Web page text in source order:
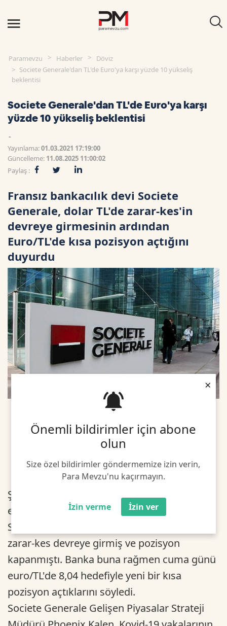
Önemli bildirimler için abone
olun
Size özel bildirimler göndermemize izin verin,
Para Mevzu'nu kaçırmayın.
İzin verme İzin ver
×
Paramevzu Haberler
Döviz
Societe Generale'dan TL'de Euro'ya karşı yüzde 10 yükseliş
beklentisi
Societe Generale'dan TL'de Euro'ya karşı
yüzde 10 yükseliş beklentisi
-
Yayınlama:01.03.2021 17:19:00
Güncelleme: 11.08.2025 11:00:02
Paylaş :
Fransız bankacılık devi Societe
Generale, dolar TL'de zarar-kes'in
devreye girmesinin ardından
Euro/TL'de kısa pozisyon açtığını
duyurdu
Şubat ayının son haftasında dolar/TL ve
euro/TL’de yaşanan yükselişlerden sonra,
Societe Generale'in dolar/TL kısa pozisyonun
zarar-kes devreye girmiş ve pozisyon
kapanmıştı. Banka buna rağmen cuma günü
euro/TL'de 8,04 hedefiyle yeni bir kısa
pozisyon açtıklarını söyledi.
Societe Generale Gelişen Piyasalar Strateji